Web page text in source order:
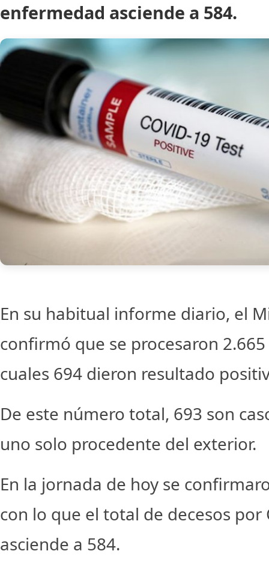
enfermedad asciende a 584.
En su habitual informe diario, el
confirmó que se procesaron
cuales 694 dieron resultado
De este número total, 693 son
uno solo procedente del exterior.
En la jornada de hoy se
con lo que el total de decesos por
asciende a 584.